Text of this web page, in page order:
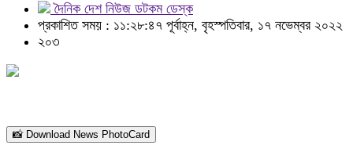
দৈনিক দেশ নিউজ ডটকম ডেস্ক
প্রকাশিত সময় : ১১:২৮:৪৭ পূর্বাহ্ন, বৃহস্পতিবার, ১৭ নভেম্বর ২০২২
২০৩
📸 Download News PhotoCard